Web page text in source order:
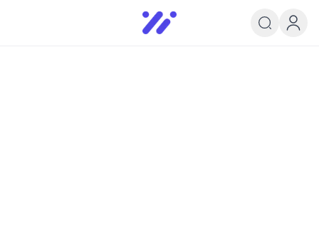
Infoedu
Ta&#039;lim xabarlari va